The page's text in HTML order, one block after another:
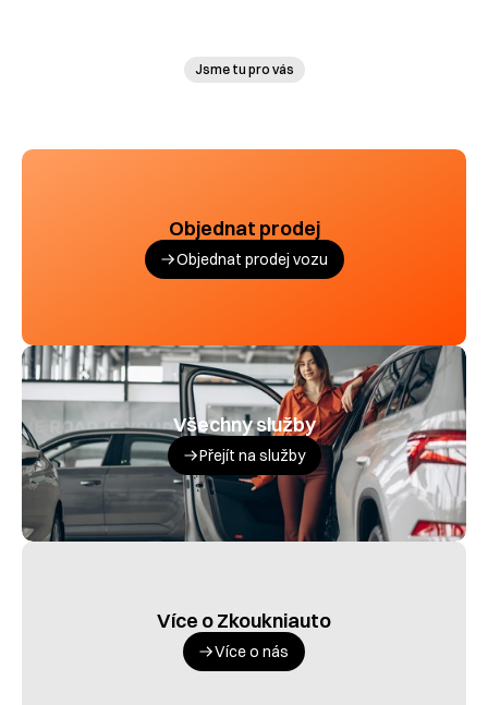
Jsme tu pro vás
Objednat prodej
Objednat prodej vozu
Všechny služby
Přejít na služby
Více o Zkoukniauto
Více o nás